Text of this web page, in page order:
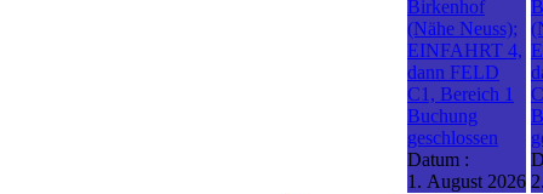
Birkenhof
(Nähe Neuss);
EINFAHRT 4,
dann FELD
C1, Bereich 1
Buchung
geschlossen
Datum :
1. August 2026